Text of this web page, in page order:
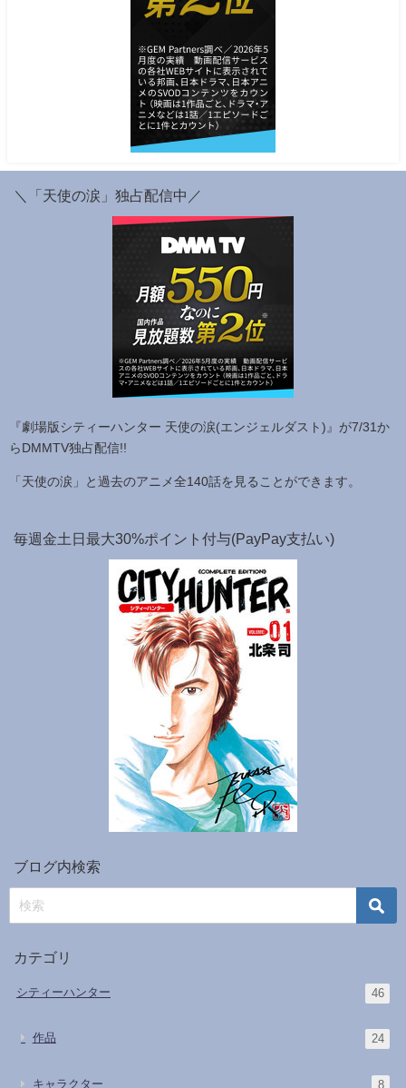
＼「天使の涙」独占配信中／
『劇場版シティーハンター 天使の涙(エンジェルダスト)』が7/31か
らDMMTV独占配信!!
「天使の涙」と過去のアニメ全140話を見ることができます。
毎週金土日最大30%ポイント付与(PayPay支払い)
ブログ内検索
カテゴリ
シティーハンター 46
作品 24
キャラクター 8